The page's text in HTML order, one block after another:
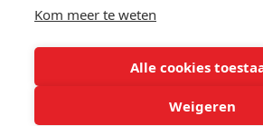
Onderworpen aan dedeontologische code
Kom meer te weten
Alle cookies
Weigeren